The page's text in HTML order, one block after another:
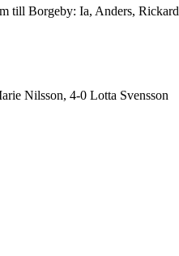
till Borgeby: Ia, Anders,
Nilsson, 4-0 Lotta Svensson